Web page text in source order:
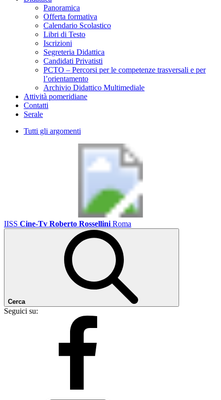
Panoramica
Offerta formativa
Calendario Scolastico
Libri di Testo
Iscrizioni
Segreteria Didattica
Candidati Privatisti
PCTO – Percorsi per le competenze trasversali e per
l’orientamento
Archivio Didattico Multimediale
Attività pomeridiane
Contatti
Serale
Tutti gli argomenti
IISS Cine-Tv Roberto Rossellini Roma
Cerca
Seguici su: